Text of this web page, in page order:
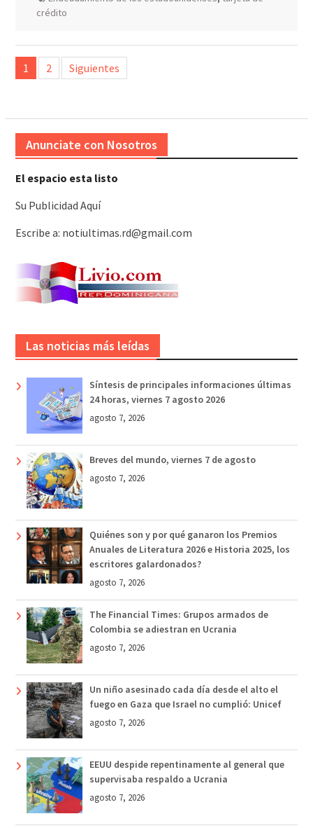
crédito
Paginación
de
1 2 Siguientes
Anunciate con Nosotros
El espacio esta listo
Su Publicidad Aquí
Escribe a: notiultimas.rd@gmail.com
Las noticias más leídas
Síntesis de principales informaciones últimas
24 horas, viernes 7 agosto 2026
agosto 7, 2026
Breves del mundo, viernes 7 de agosto
agosto 7, 2026
Quiénes son y por qué ganaron los Premios
Anuales de Literatura 2026 e Historia 2025, los
escritores galardonados?
agosto 7, 2026
The Financial Times: Grupos armados de
Colombia se adiestran en Ucrania
agosto 7, 2026
Un niño asesinado cada día desde el alto el
fuego en Gaza que Israel no cumplió: Unicef
agosto 7, 2026
EEUU despide repentinamente al general que
supervisaba respaldo a Ucrania
agosto 7, 2026